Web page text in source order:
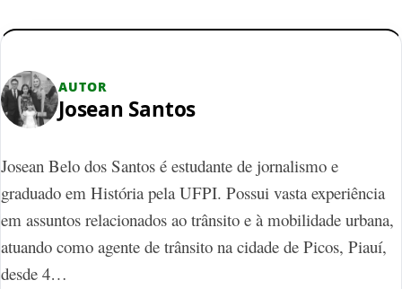
AUTOR
Josean Santos
Josean Belo dos Santos é estudante de jornalismo e
graduado em História pela UFPI. Possui vasta experiência
em assuntos relacionados ao trânsito e à mobilidade urbana,
atuando como agente de trânsito na cidade de Picos, Piauí,
desde 4…